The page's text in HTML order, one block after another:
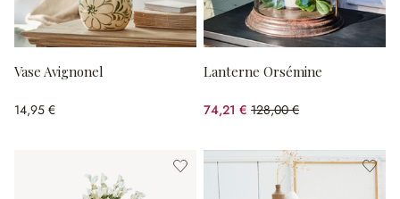
Vase Avignonel
14,95 €
Lanterne Orsémine
74,21 € 128,00 €
(42.02%spared)